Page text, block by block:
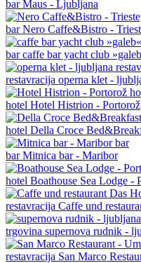
barMaus - Ljubljana
barNero Caffe&Bistro -
barcaffe bar yacht club
restavracija operna klet -
hotel Hotel Histrion - Portorož
hotel Della Croce
barMitnica bar - Maribor
hotel Boathouse Sea Lodge -
restavracija Caffe und
trgovina supernova rudnik -
restavracija San Marco